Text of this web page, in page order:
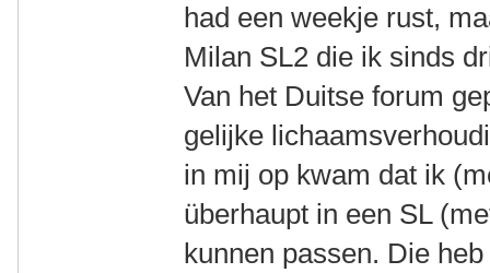
had een weekje rust,
Milan SL2 die ik sinds
Van het Duitse forum
gelijke
in mij op kwam dat ik
überhaupt in een SL
kunnen passen. Die